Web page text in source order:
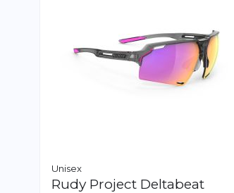
Unisex
Rudy Project Deltabeat